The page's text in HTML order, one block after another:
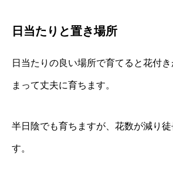
日当たりと置き場所
日当たりの良い場所で育てると花付
まって丈夫に育ちます。
半日陰でも育ちますが、花数が減り徒
す。